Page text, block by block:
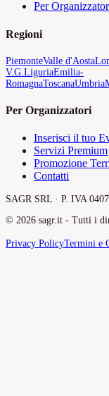
Per
Regioni
PiemonteValle d'Aosta
V.G. LiguriaEmilia-
RomagnaToscanaUmbria
Per Organizzatori
Inserisci il tuo
Servizi Premium
Promozione
Contatti
SAGR SRL · P. IVA
© 2026 sagr.it - Tutti i
Privacy PolicyTermini e